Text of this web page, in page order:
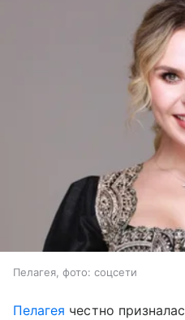
Пелагея, фото: соцсети
Пелагея честно